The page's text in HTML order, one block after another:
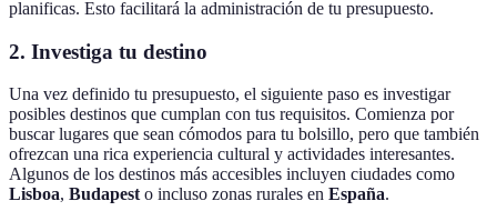
planificas. Esto facilitará la administración de tu presupuesto.
2. Investiga tu destino
Una vez definido tu presupuesto, el siguiente paso es investigar
posibles destinos que cumplan con tus requisitos. Comienza por
buscar lugares que sean cómodos para tu bolsillo, pero que también
ofrezcan una rica experiencia cultural y actividades interesantes.
Algunos de los destinos más accesibles incluyen ciudades como
Lisboa, Budapest o incluso zonas rurales en España.